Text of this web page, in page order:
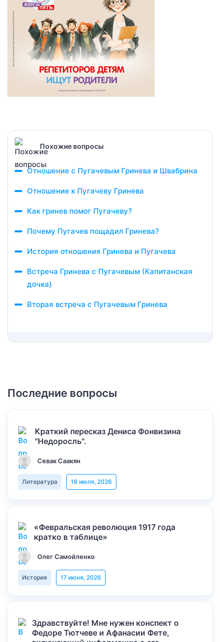
Похожие вопросы
Отношение с Пугачевым Гринева и Швабрина
Отношение к Пугачеву Гринева
Как гринев помог Пугачеву?
Почему Пугачев пощадил Гринева?
История отношения Гринева и Пугачева
Встреча Гринева с Пугачевым (Капитанская
дочка)
Вторая встреча с Пугачевым Гринева
Последние вопросы
Краткий пересказ Дениса Фонвизина
"Недоросль".
Севак Саакян
Литература 18 июля, 2026
«Февральская революция 1917 года
кратко в таблице»
Олег Самойленко
История 17 июня, 2026
Здравствуйте! Мне нужен конспект о
Федоре Тютчеве и Афанасии Фете,